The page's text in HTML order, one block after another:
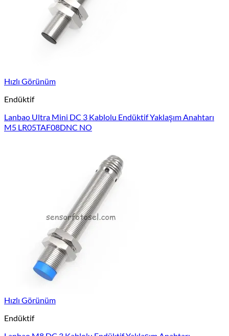
Hızlı Görünüm
Endüktif
Lanbao Ultra Mini DC 3 Kablolu Endüktif Yaklaşım Anahtarı
M5 LR05TAF08DNC NO
Hızlı Görünüm
Endüktif